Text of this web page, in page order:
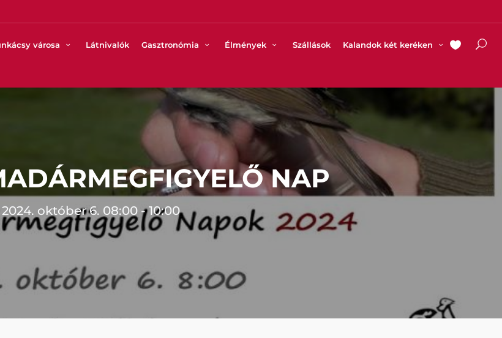
városa Látnivalók Gasztronómia Élmények Szállások Kalandok két keréken
NAP
2024. október 6. 08:00 - 10:00